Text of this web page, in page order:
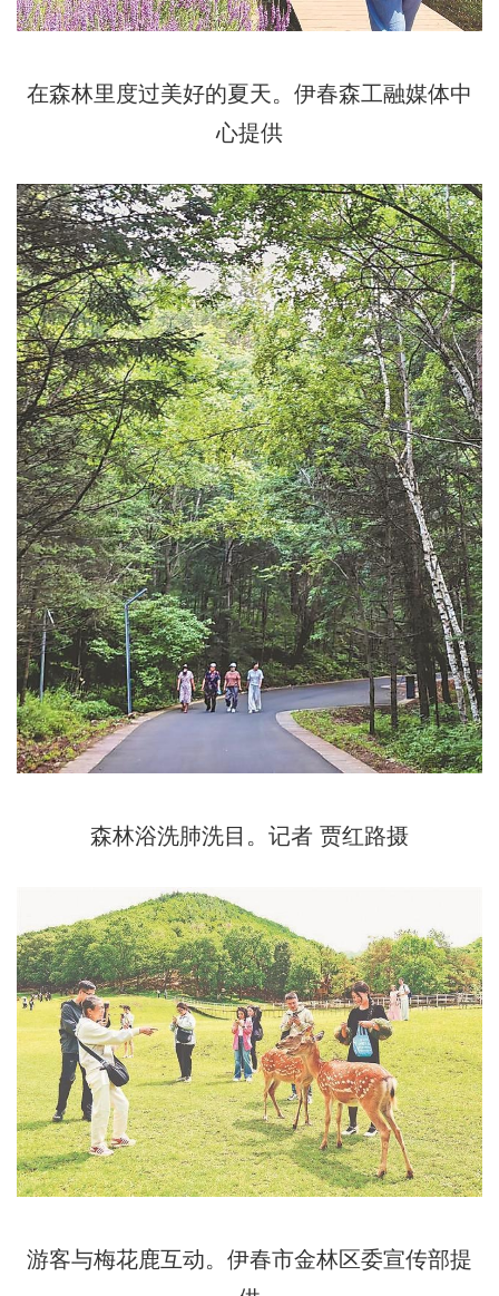
在森林里度过美好的夏天。伊春森工融媒体中
心提供
森林浴洗肺洗目。记者 贾红路摄
游客与梅花鹿互动。伊春市金林区委宣传部提